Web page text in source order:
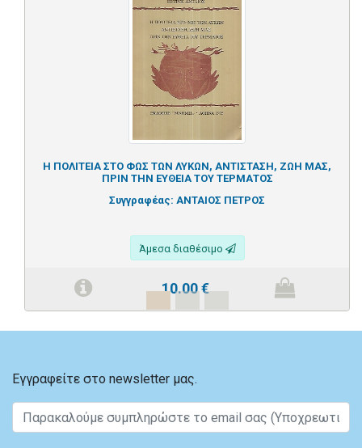
Η ΠΟΛΙΤΕΙΑ ΣΤΟ ΦΩΣ ΤΩΝ ΛΥΚΩΝ, ΑΝΤΙΣΤΑΣΗ, ΖΩΗ ΜΑΣ,
ΠΡΙΝ ΤΗΝ ΕΥΘΕΙΑ ΤΟΥ ΤΕΡΜΑΤΟΣ
Συγγραφέας: ΑΝΤΑΙΟΣ ΠΕΤΡΟΣ
Άμεσα διαθέσιμο
10.00€
Εγγραφείτε στο newsletter μας.